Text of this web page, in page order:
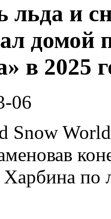
льда и
домой
в 2025
06
Snow
по